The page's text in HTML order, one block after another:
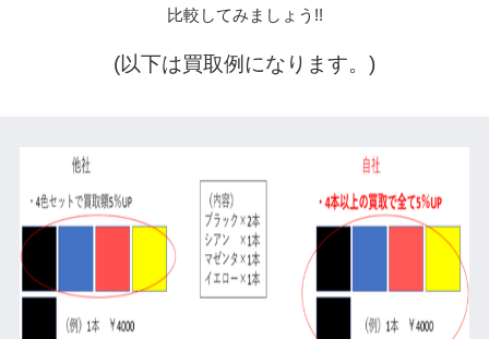
比較してみましょう!!
(以下は買取例になります。)